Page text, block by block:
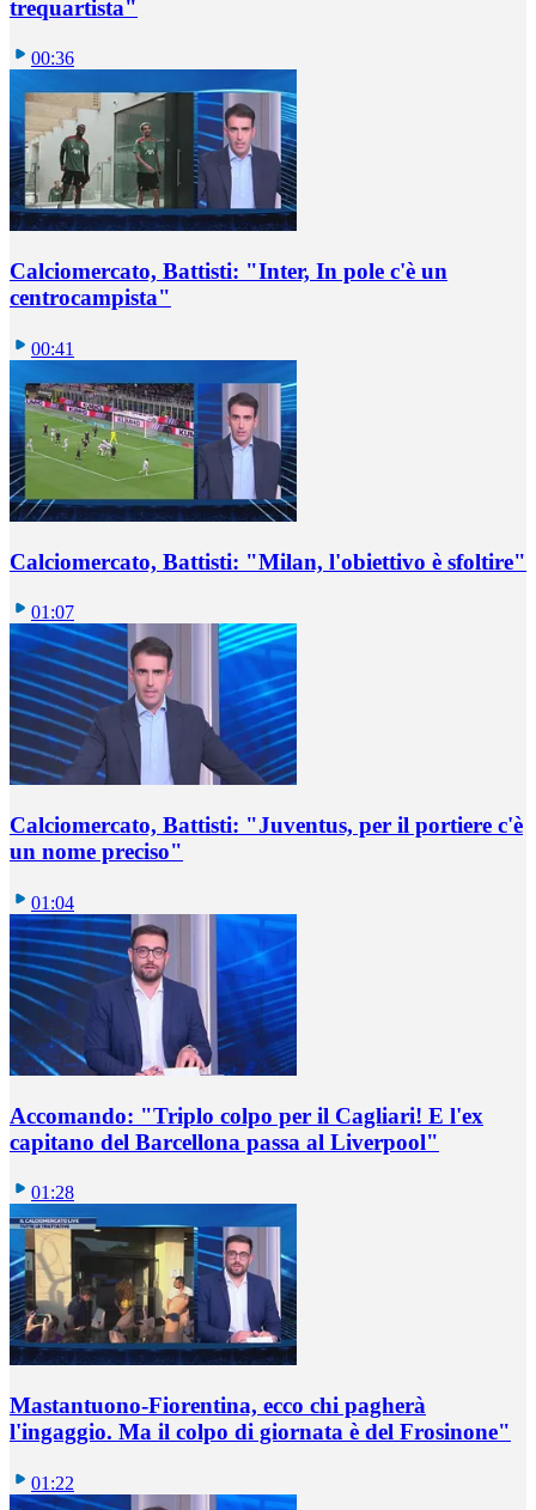
trequartista"
00:36
Calciomercato, Battisti: "Inter, In pole c'è un
centrocampista"
00:41
Calciomercato, Battisti: "Milan, l'obiettivo è sfoltire"
01:07
Calciomercato, Battisti: "Juventus, per il portiere c'è
un nome preciso"
01:04
Accomando: "Triplo colpo per il Cagliari! E l'ex
capitano del Barcellona passa al Liverpool"
01:28
Mastantuono-Fiorentina, ecco chi pagherà
l'ingaggio. Ma il colpo di giornata è del Frosinone"
01:22